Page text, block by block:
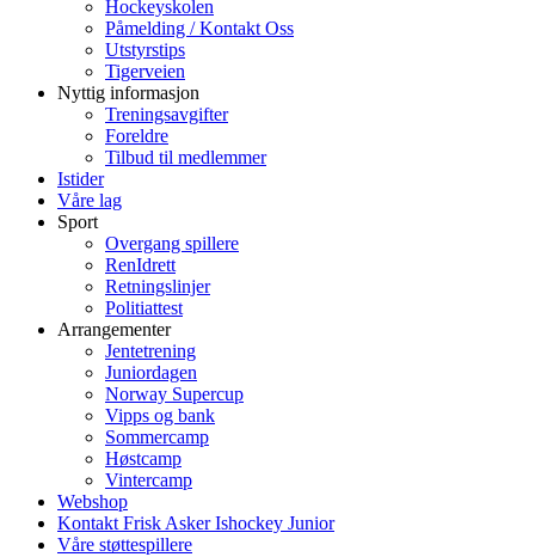
Hockeyskolen
Påmelding / Kontakt Oss
Utstyrstips
Tigerveien
Nyttig informasjon
Treningsavgifter
Foreldre
Tilbud til medlemmer
Istider
Våre lag
Sport
Overgang spillere
RenIdrett
Retningslinjer
Politiattest
Arrangementer
Jentetrening
Juniordagen
Norway Supercup
Vipps og bank
Sommercamp
Høstcamp
Vintercamp
Webshop
Kontakt Frisk Asker Ishockey Junior
Våre støttespillere